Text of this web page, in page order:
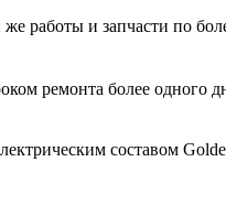
работы и запчасти по
ремонта более одного
составом